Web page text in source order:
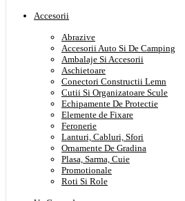
Accesorii
Abrazive
Accesorii Auto Si De Camping
Ambalaje Si Accesorii
Aschietoare
Conectori Constructii Lemn
Cutii Si Organizatoare Scule
Echipamente De Protectie
Elemente de Fixare
Feronerie
Lanturi, Cabluri, Sfori
Ornamente De Gradina
Plasa, Sarma, Cuie
Promotionale
Roti Si Role